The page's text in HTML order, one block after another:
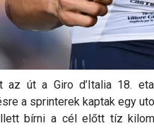
az út a Giro d’Italia 18.
a sprinterek kaptak egy
bírni a cél előtt tíz